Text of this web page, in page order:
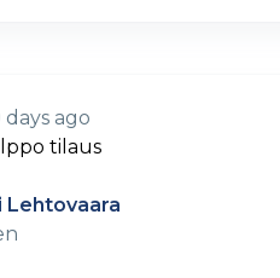
days ago
tilaus
Lehtovaara